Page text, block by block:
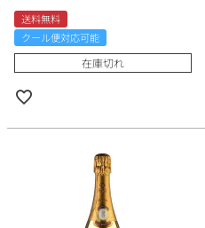
送料無料
クール便対応可能
在庫切れ